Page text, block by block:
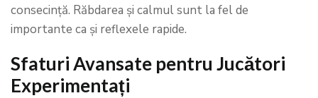
consecință. Răbdarea și calmul sunt la fel de
importante ca și reflexele rapide.
Sfaturi Avansate pentru Jucători
Experimentați